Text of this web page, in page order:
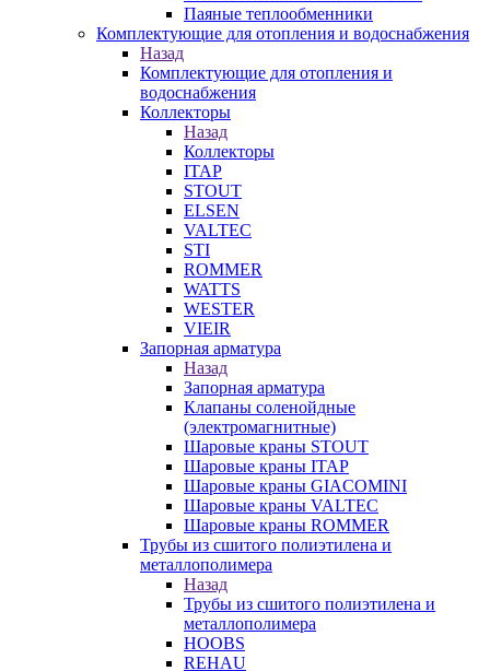
Паяные теплообменники
Комплектующие для отопления и водоснабжения
Назад
Комплектующие для отопления и
водоснабжения
Коллекторы
Назад
Коллекторы
ITAP
STOUT
ELSEN
VALTEC
STI
ROMMER
WATTS
WESTER
VIEIR
Запорная арматура
Назад
Запорная арматура
Клапаны соленойдные
(электромагнитные)
Шаровые краны STOUT
Шаровые краны ITAP
Шаровые краны GIACOMINI
Шаровые краны VALTEC
Шаровые краны ROMMER
Трубы из сшитого полиэтилена и
металлополимера
Назад
Трубы из сшитого полиэтилена и
металлополимера
HOOBS
REHAU